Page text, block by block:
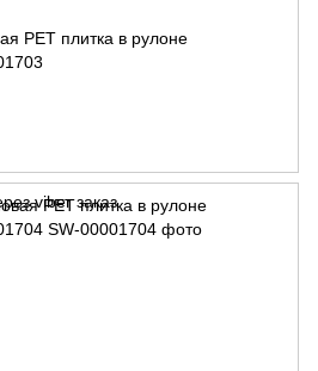
PET плитка в рулоне